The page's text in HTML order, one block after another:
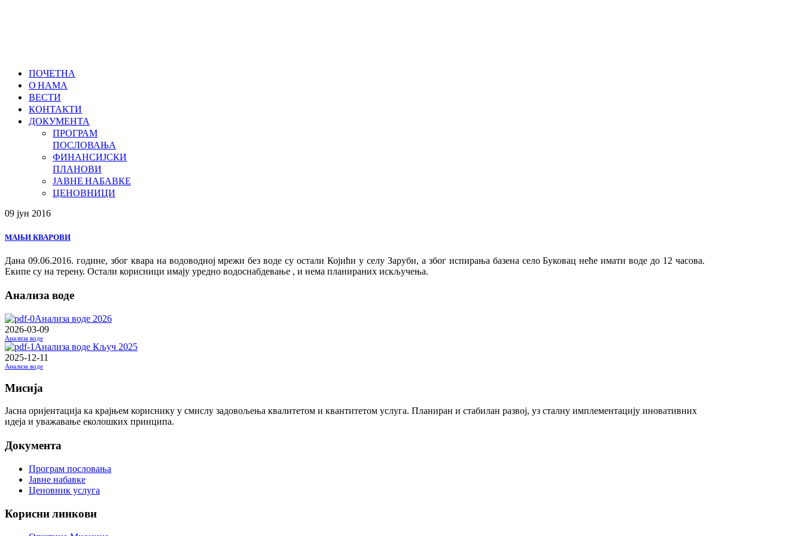
ПОЧЕТНА
О НАМА
ВЕСТИ
КОНТАКТИ
ДОКУМЕНТА
ПРОГРАМ
ПОСЛОВАЊА
ФИНАНСИЈСКИ
ПЛАНОВИ
ЈАВНЕ НАБАВКЕ
ЦЕНОВНИЦИ
09 јун 2016
МАЊИ КВАРОВИ
Дана 09.06.2016. године, због квара на водоводној мрежи без воде су остали Којићи у селу Заруби, а због испирања базена село Буковац неће имати воде до 12 часова.
Екипе су на терену. Остали корисници имају уредно водоснабдевање , и нема планираних искључења.
Анализа воде
Анализа воде 2026
2026-03-09
Анализа воде
Анализа воде Кључ 2025
2025-12-11
Анализа воде
Мисија
Јасна оријентација ка крајњем кориснику у смислу задовољења квалитетом и квантитетом услуга. Планиран и стабилан развој, уз сталну имплементацију иновативних
идеја и уважавање еколошких принципа.
Документа
Програм пословања
Јавне набавке
Ценовник услуга
Корисни линкови